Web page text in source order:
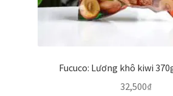
Fucuco: Lương khô kiwi
32,500₫